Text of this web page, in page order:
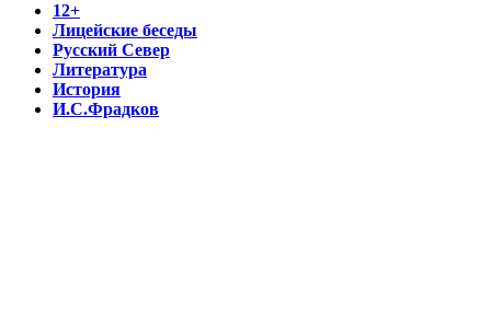
12+
Лицейские беседы
Русский Север
Литература
История
И.С.Фрадков